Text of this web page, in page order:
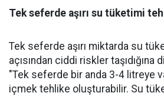
Tek seferde aşırı su tüketimi
Tek seferde aşırı miktarda su
açısından ciddi riskler taşıdığına
"Tek seferde bir anda 3-4 litreye
içmek tehlike oluşturabilir. Su